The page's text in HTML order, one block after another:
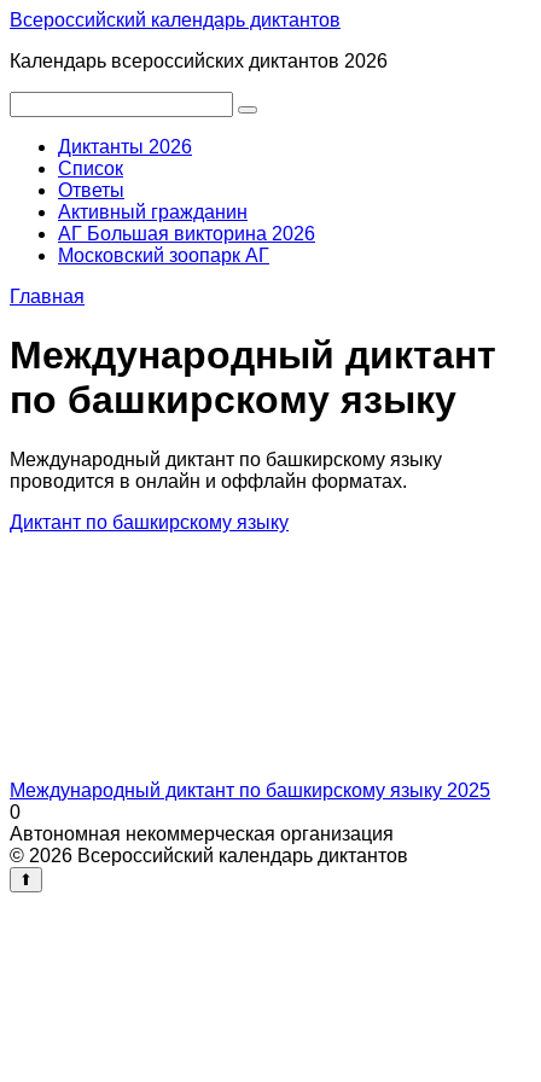
Перейти
контенту
Всероссийский календарь диктантов
Календарь всероссийских диктантов 2026
Диктанты 2026
Список
Ответы
Активный гражданин
АГ Большая викторина 2026
Московский зоопарк АГ
Главная
Международный диктант
по башкирскому языку
Международный диктант по башкирскому языку
проводится в онлайн и оффлайн форматах.
Диктант по башкирскому языку
Международный диктант по башкирскому языку 2025
0
Автономная некоммерческая организация
© 2026 Всероссийский календарь диктантов